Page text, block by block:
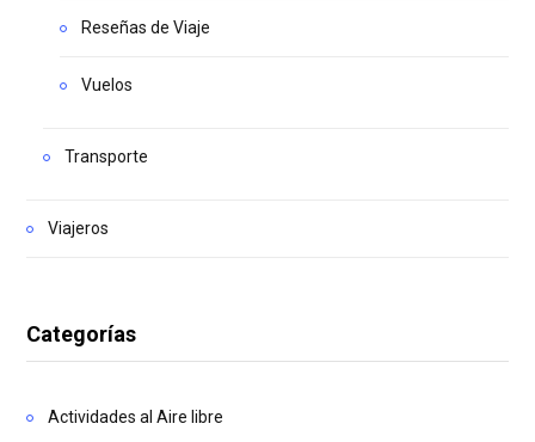
Reseñas de Viaje
Vuelos
Transporte
Viajeros
Categorías
Actividades al Aire libre